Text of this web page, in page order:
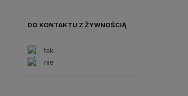
DO KONTAKTU Z ŻYWNOŚCIĄ
tak
nie